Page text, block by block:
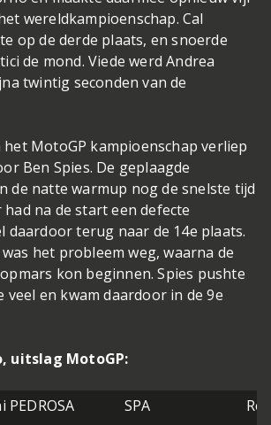
wereldkampioenschap. Cal
op de derde plaats, en snoerde
de mond. Viede werd Andrea
twintig seconden van de
het MotoGP kampioenschap verliep
Ben Spies. De geplaagde
de natte warmup nog de snelste tijd
na de start een defecte
daardoor terug naar de 14e plaats.
het probleem weg, waarna de
kon beginnen. Spies pushte
veel en kwam daardoor in de 9e
uitslag MotoGP:
PEDROSA SPA